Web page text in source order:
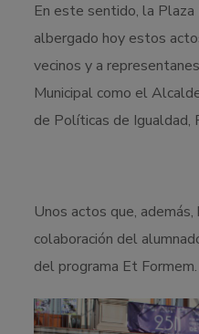
En este sentido, la
albergado hoy estos
vecinos y a
Municipal como el
de Políticas de Igualdad,
Unos actos que,
colaboración del
del programa Et Formem.